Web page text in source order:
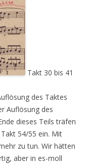
Takt 30 bis 41
des Taktes
Auflösung des
dieses Teils träfen
54/55 ein. Mit
zu tun. Wir hätten
aber in es-moll